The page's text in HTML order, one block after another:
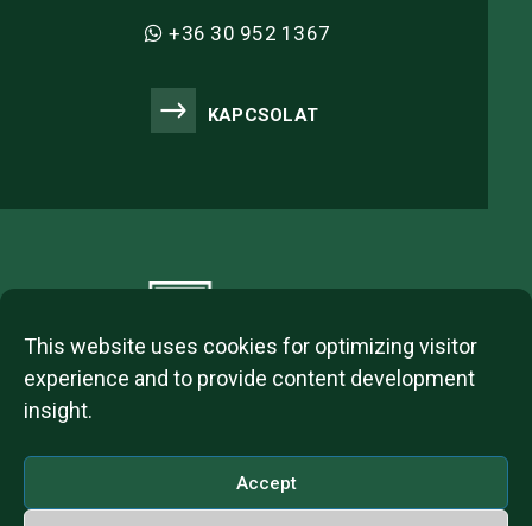
This website uses cookies for optimizing visitor
experience and to provide content development
insight.
Accept
+36 30 952 1367
KAPCSOLAT
Dózsa György út 84, 1068 Budapest, Hungary
VAT Number: 12093977-2-42